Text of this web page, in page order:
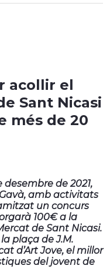
acollir el
Sant Nicasi
més de 20
desembre de 2021,
Gavà, amb activitats
un concurs
100€ a la
de Sant Nicasi.
plaça de J.M.
d’Art Jove, el millor
del jovent de